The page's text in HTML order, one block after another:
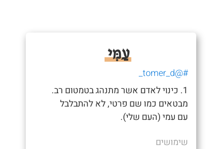
עַמִּי
#@tomer_d_
1. כינוי לאדם אשר מתנהג בטמטום רב.
מבטאים כמו שם פרטי, לא להתבלבל
עם עמי (העם שלי).
שימושים